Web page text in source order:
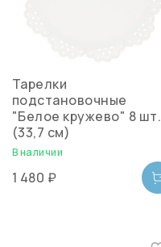
Тарелки
подстановочные
"Белое кружево" 8 шт.
(33,7 см)
В наличии
1 480 ₽